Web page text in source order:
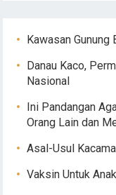
Kawasan
Danau Kaco,
Nasional
Ini Pandangan
Orang Lain dan
Asal-Usul
Vaksin Untuk